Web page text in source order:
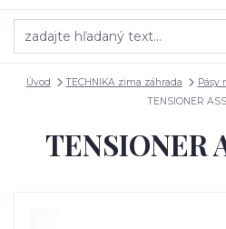
Úvod TECHNIKA zima záhrada Pásy
TENSIONER
TENSIONER